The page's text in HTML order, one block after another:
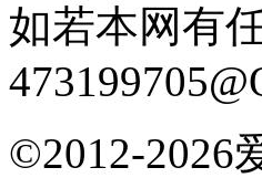
如若本网有
©2012-2026